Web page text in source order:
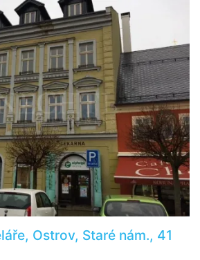
Ostrov, Staré nám., 41